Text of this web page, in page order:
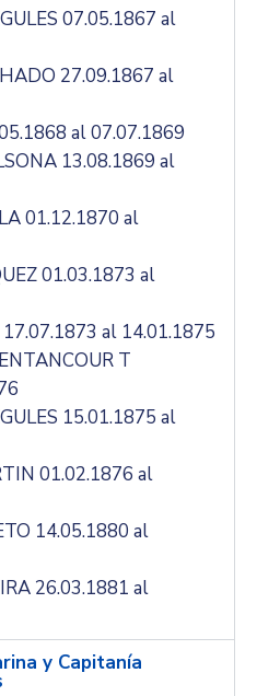
07.05.1867 al
27.09.1867 al
al 07.07.1869
13.08.1869 al
01.12.1870 al
01.03.1873 al
al 14.01.1875
T
15.01.1875 al
01.02.1876 al
14.05.1880 al
26.03.1881 al
y Capitanía